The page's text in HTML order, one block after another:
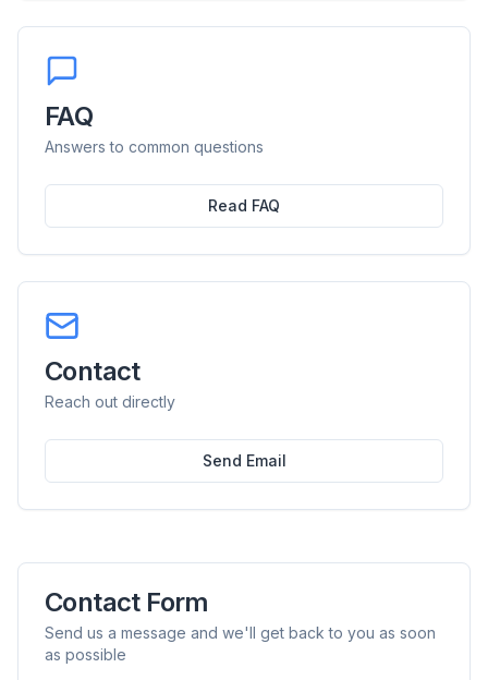
FAQ
Answers to common questions
Read FAQ
Contact
Reach out directly
Send Email
Contact Form
Send us a message and we'll get back to you as soon
as possible